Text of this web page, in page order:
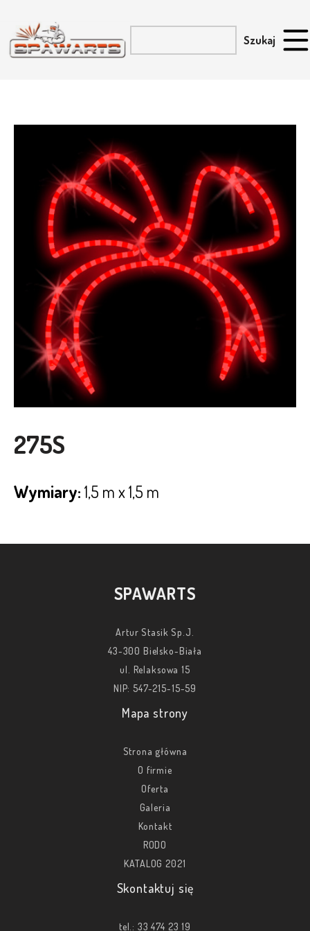
275S
Wymiary:1,5 m x 1,5 m
SPAWARTS
Artur Stasik Sp.J.
43-300 Bielsko-Biała
ul. Relaksowa 15
NIP: 547-215-15-59
Mapa strony
Strona główna
O firmie
Oferta
Galeria
Kontakt
RODO
KATALOG 2021
Skontaktuj się
tel.: 33 474 23 19